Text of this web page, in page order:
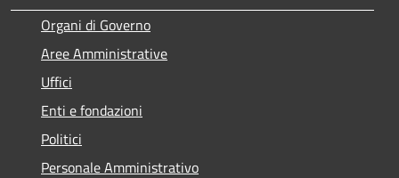
Organi di Governo
Aree Amministrative
Uffici
Enti e fondazioni
Politici
Personale Amministrativo